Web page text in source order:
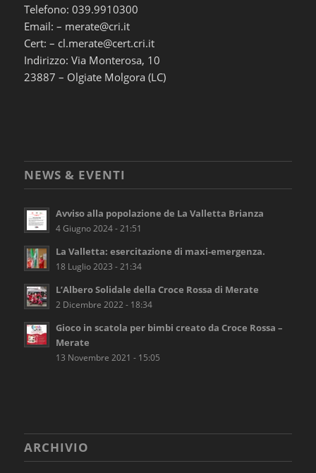
Telefono: 039.9910300
Email: – merate@cri.it
Cert: – cl.merate@cert.cri.it
Indirizzo: Via Monterosa, 10
23887 – Olgiate Molgora (LC)
NEWS & EVENTI
Avviso alla popolazione de La Valletta Brianza
4 Giugno 2024 - 21:51
La Valletta: esercitazione di maxi-emergenza.
18 Luglio 2023 - 21:34
L’Albero Solidale della Croce Rossa di Merate
2 Dicembre 2022 - 18:34
Gioco in scatola per bimbi creato da Croce Rossa –
Merate
13 Novembre 2021 - 15:05
ARCHIVIO